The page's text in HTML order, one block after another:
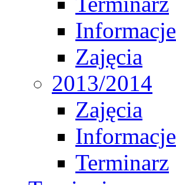
Informacje
Zajęcia
2013/2014
Zajęcia
Informacje
Terminarz